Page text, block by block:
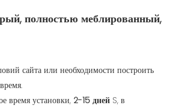
полностью меблированный,
сайта или необходимости построить
время установки, 2-15 дней S, в